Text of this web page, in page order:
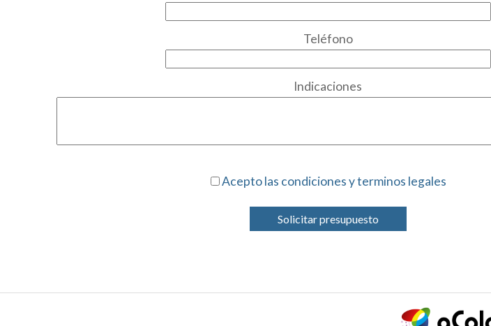
Teléfono
Indicaciones
Acepto las condiciones y terminos legales
Solicitar presupuesto